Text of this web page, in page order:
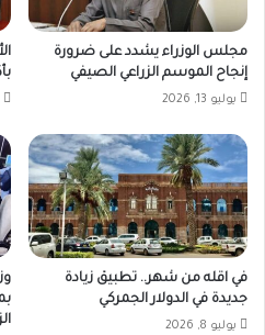
مجلس الوزراء يشدد على ضرورة
إنجاح الموسم الزراعي الصيفي
يوليو 13, 2026
في اقله من شهر.. تطبيق زيادة
جديدة في الدولار الجمركي
يوليو 8, 2026